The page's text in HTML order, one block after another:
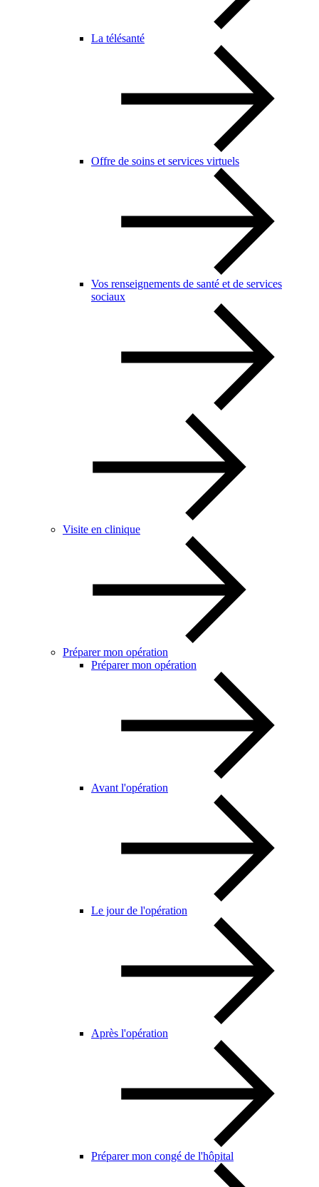
La télésanté
Offre de soins et services virtuels
Vos renseignements de santé et de services
sociaux
Visite en clinique
Préparer mon opération
Préparer mon opération
Avant l'opération
Le jour de l'opération
Après l'opération
Préparer mon congé de l'hôpital